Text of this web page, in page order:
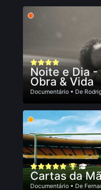
Noite e Dia -
Obra & Vida
Documentário • De
Cartas da
Documentário • De